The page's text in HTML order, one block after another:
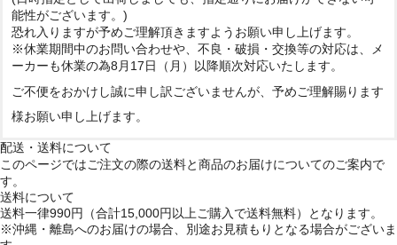
能性がございます。)
恐れ入りますが予めご理解頂きますようお願い申し上げます。
※休業期間中のお問い合わせや、不良・破損・交換等の対応は、メ
ーカーも休業の為8月17日（月）以降順次対応いたします。
ご不便をおかけし誠に申し訳ございませんが、予めご理解賜ります
様お願い申し上げます。
配送・送料について
このページではご注文の際の送料と商品のお届けについてのご案内で
す。
送料について
送料一律990円（合計15,000円以上ご購入で送料無料）となります。
※沖縄・離島へのお届けの場合、別途お見積もりとなる場合がございま